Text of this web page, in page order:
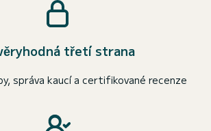
třetí strana
správa kaucí a certifikované recenze